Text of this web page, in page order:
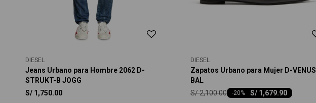
DIESEL
Jeans Urbano para Hombre 2062 D-
STRUKT-B JOGG
S/ 1,750.00
DIESEL
Zapatos Urbano para Mujer D-VENUS
BAL
S/ 1,679.90
-20
S/2,100.00